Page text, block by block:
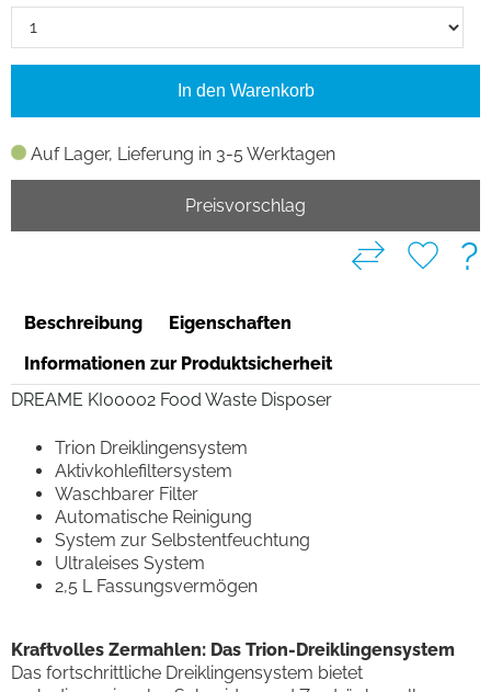
Auf Lager, Lieferung in 3-5 Werktagen
In den Warenkorb
Preisvorschlag
?
Beschreibung
Eigenschaften
Informationen zur Produktsicherheit
DREAME KI00002 Food Waste Disposer
Trion Dreiklingensystem
Aktivkohlefiltersystem
Waschbarer Filter
Automatische Reinigung
System zur Selbstentfeuchtung
Ultraleises System
2,5 L Fassungsvermögen
Kraftvolles Zermahlen: Das Trion-Dreiklingensystem
Das fortschrittliche Dreiklingensystem bietet